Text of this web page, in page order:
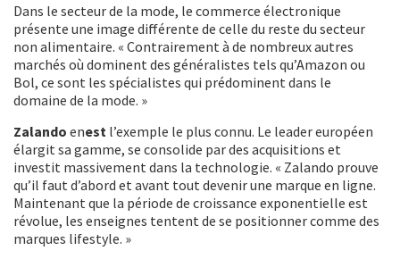
Dans le secteur de la mode, le commerce électronique
présente une image différente de celle du reste du secteur
non alimentaire. « Contrairement à de nombreux autres
marchés où dominent des généralistes tels qu’Amazon ou
Bol, ce sont les spécialistes qui prédominent dans le
domaine de la mode. »
Zalando enest l’exemple le plus connu. Le leader européen
élargit sa gamme, se consolide par des acquisitions et
investit massivement dans la technologie. « Zalando prouve
qu’il faut d’abord et avant tout devenir une marque en ligne.
Maintenant que la période de croissance exponentielle est
révolue, les enseignes tentent de se positionner comme des
marques lifestyle. »